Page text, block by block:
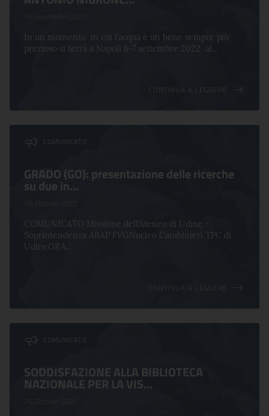
In un momento in cui l’acqua è un bene sempre più
prezioso si terrà a Napoli 6-7 settembre 2022 al...
CONTINUA A LEGGERE
COMUNICATO
GRADO (GO): presentazione delle ricerche
su due in...
COMUNICATO Missione dell’Ateneo di Udine -
Soprintendenza ABAP FVGNucleo Carabinieri TPC di
UdineGRA...
CONTINUA A LEGGERE
COMUNICATO
SODDISFAZIONE ALLA BIBLIOTECA
NAZIONALE PER LA VIS...